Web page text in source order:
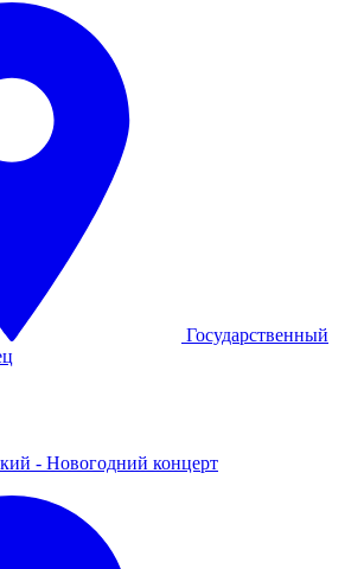
Государственный
- Новогодний концерт